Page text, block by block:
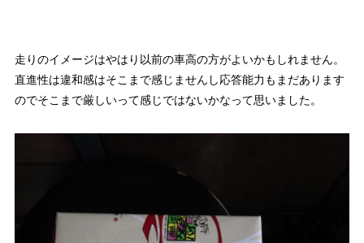
走りのイメージはやはり以前の車高の方がよいかもしれません。
直進性は違和感はそこまで感じませんし応答能力もまだあります
のでそこまで厳しいって感じではないかなって思いました。